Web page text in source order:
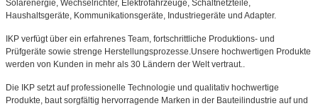
Solarenergie, Wechselrichter, Elektrofahrzeuge, Schaltnetzteile,
Haushaltsgeräte, Kommunikationsgeräte, Industriegeräte und Adapter.
IKP verfügt über ein erfahrenes Team, fortschrittliche Produktions- und
Prüfgeräte sowie strenge Herstellungsprozesse.Unsere hochwertigen Produkte
werden von Kunden in mehr als 30 Ländern der Welt vertraut..
Die IKP setzt auf professionelle Technologie und qualitativ hochwertige
Produkte, baut sorgfältig hervorragende Marken in der Bauteilindustrie auf und